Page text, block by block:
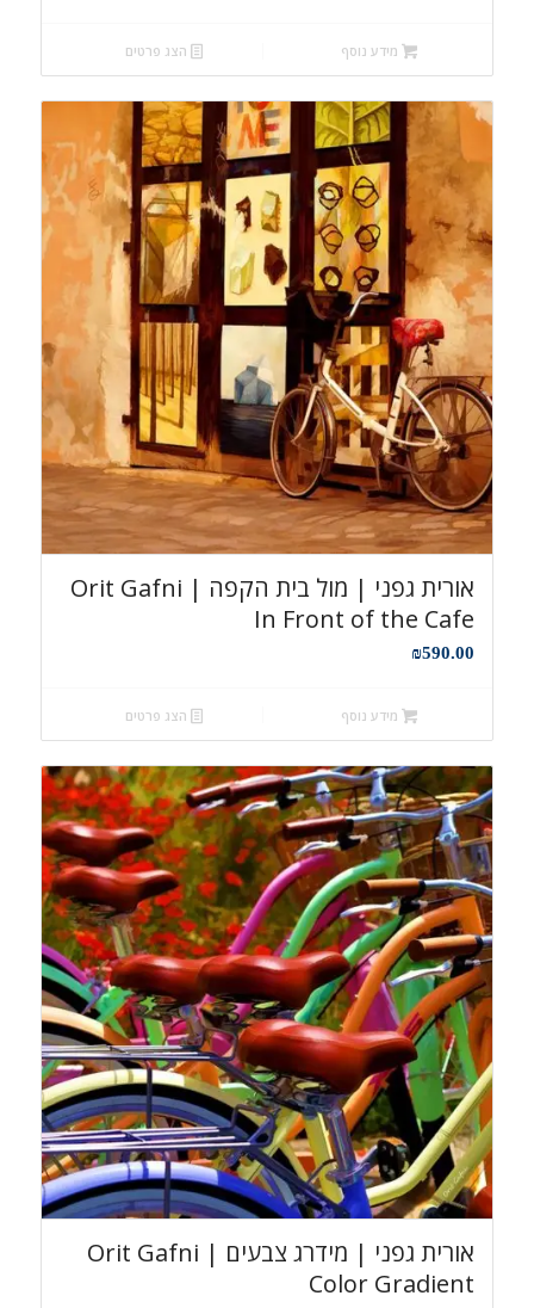
מידע נוסף הצג פרטים
אורית גפני | מול בית הקפה Orit Gafni |
In Front of the Cafe
₪590.00
מידע נוסף הצג פרטים
אורית גפני | מידרג צבעים Orit Gafni |
Color Gradient